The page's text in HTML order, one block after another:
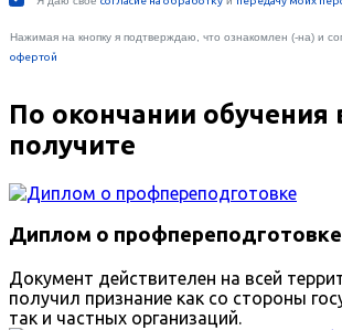
По окончании обучения
получите
Диплом о профпереподготовке
Документ действителен на всей
получил признание как со стороны
так и частных организаций.